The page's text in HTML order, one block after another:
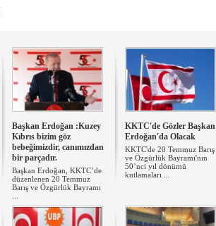
Başkan Erdoğan :Kuzey
Kıbrıs bizim göz
bebeğimizdir, canımızdan
bir parçadır.
Başkan Erdoğan, KKTC’de
düzenlenen 20 Temmuz
Barış ve Özgürlük Bayramı
KKTC'de Gözler Başkan
Erdoğan'da Olacak
KKTC'de 20 Temmuz Barış
ve Özgürlük Bayramı'nın
50’nci yıl dönümü
kutlamaları ...